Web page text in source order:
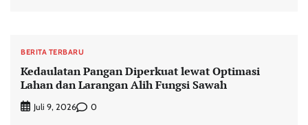
BERITA TERBARU
Kedaulatan Pangan Diperkuat lewat Optimasi
Lahan dan Larangan Alih Fungsi Sawah
Juli 9, 2026 0